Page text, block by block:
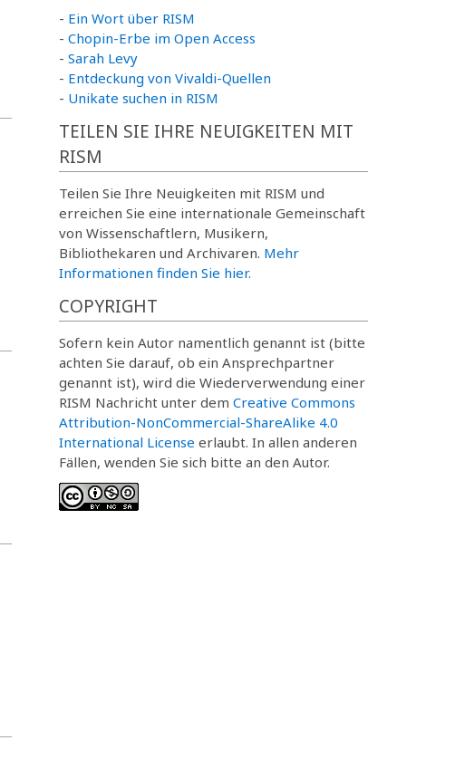
- Ein Wort über RISM
- Chopin-Erbe im Open Access
- Sarah Levy
- Entdeckung von Vivaldi-Quellen
- Unikate suchen in RISM
TEILEN SIE IHRE NEUIGKEITEN MIT
RISM
Teilen Sie Ihre Neuigkeiten mit RISM und
erreichen Sie eine internationale Gemeinschaft
von Wissenschaftlern, Musikern,
Bibliothekaren und Archivaren. Mehr
Informationen finden Sie hier.
COPYRIGHT
Sofern kein Autor namentlich genannt ist (bitte
achten Sie darauf, ob ein Ansprechpartner
genannt ist), wird die Wiederverwendung einer
RISM Nachricht unter dem Creative Commons
Attribution-NonCommercial-ShareAlike 4.0
International License erlaubt. In allen anderen
Fällen, wenden Sie sich bitte an den Autor.